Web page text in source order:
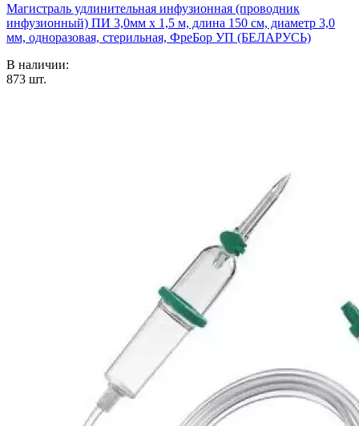
Магистраль удлинительная инфузионная (проводник
инфузионный) ПИ 3,0мм х 1,5 м, длина 150 см, диаметр 3,0
мм, одноразовая, стерильная, ФреБор УП (БЕЛАРУСЬ)
В наличии:
873 шт.